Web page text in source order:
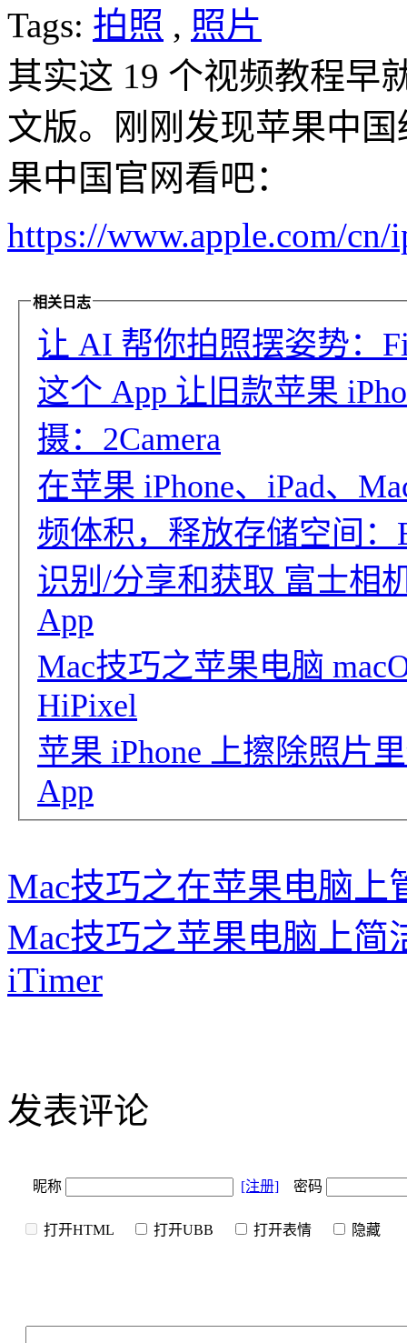
Tags: 拍照 , 照片
其实这 19 个视频教程早
文版。刚刚发现苹果中
果中国官网看吧：
https://www.apple.com/
相关日志
让 AI 帮你拍照摆姿势：
这个 App 让旧款苹果
摄：2Camera
在苹果 iPhone、iPad、
频体积，释放存储空间：
识别/分享和获取 富士相
App
Mac技巧之苹果电脑
HiPixel
苹果 iPhone 上擦除照片
App
Mac技巧之在苹果电脑
Mac技巧之苹果电脑上
iTimer
发表评论
昵称 [注册] 密码
打开HTML 打开UBB 打开表情 隐